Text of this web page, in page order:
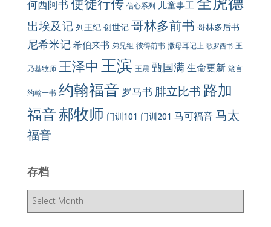
何西阿书 信心系列 儿童事工
出埃及记 列王纪 创世记 哥林多前书 哥林多后书
尼希米记 希伯来书 弟兄组 彼得前书 撒母耳记上 歌罗西书 王
乃基牧师 王泽中 王滨 王震 甄国满生命更新 箴言
约翰一书 约翰福音 罗马书 腓立比书 路加
福音郝牧师 门训101 门训201 马可福音马太
福音
存档
存